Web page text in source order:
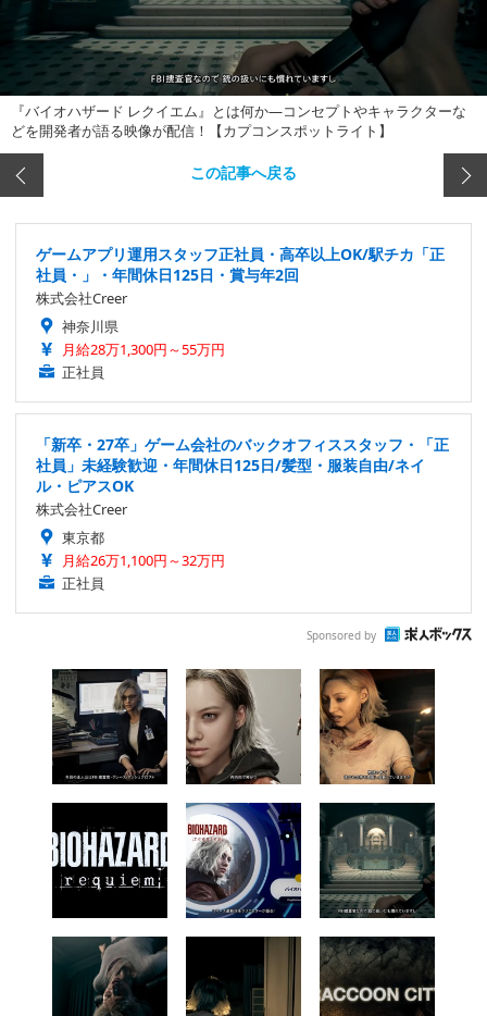
『バイオハザード レクイエム』とは何か―コンセプトやキャラクターな
どを開発者が語る映像が配信！【カプコンスポットライト】
この記事へ戻る
ゲームアプリ運用スタッフ正社員・高卒以上OK/駅チカ「正
社員・」・年間休日125日・賞与年2回
株式会社Creer
神奈川県
月給28万1,300円～55万円
正社員
「新卒・27卒」ゲーム会社のバックオフィススタッフ・「正
社員」未経験歓迎・年間休日125日/髪型・服装自由/ネイ
ル・ピアスOK
株式会社Creer
東京都
月給26万1,100円～32万円
正社員
Sponsored by